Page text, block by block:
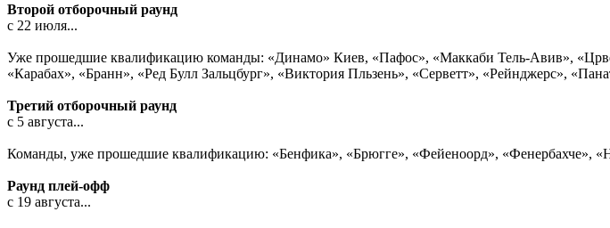
Второй отборочный раунд
с 22 июля...
Уже прошедшие квалификацию команды: «Динамо» Киев, «Пафос», «Маккаби Тель-Авив»,
«Карабах», «Бранн», «Ред Булл Зальцбург», «Виктория Пльзень», «Серветт», «Рейнджерс»,
Третий отборочный раунд
с 5 августа...
Команды, уже прошедшие квалификацию: «Бенфика», «Брюгге», «Фейеноорд», «Фенербахче»,
Раунд плей-офф
с 19 августа...